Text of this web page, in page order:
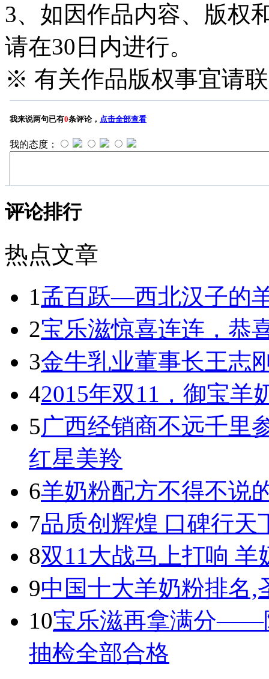
3、如因作品内容、版权
请在30日内进行。
※ 有关作品版权事宜请
评论排行
热点文章
1孟百跃—西北汉子的
2宝乐滋惊喜连连，恭
3金牛乳业董事长王志
42015年双11，御宝羊
5广西经销商不远千
红星美羚
6羊奶粉配方不得不说
7品质创辉煌 口碑行天
8双11大战马上打响
9中国十大羊奶粉排名,
10宝乐滋再拿满分——
抽检全部合格